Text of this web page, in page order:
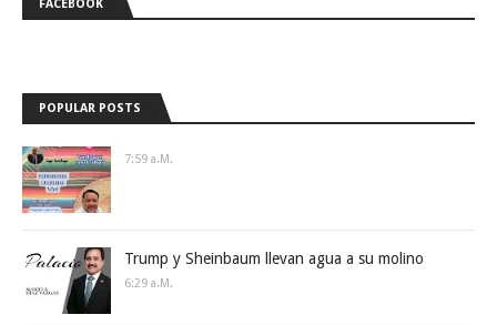
FACEBOOK
POPULAR POSTS
7:59 A.m.
Trump y Sheinbaum llevan agua a su molino
6:29 A.m.